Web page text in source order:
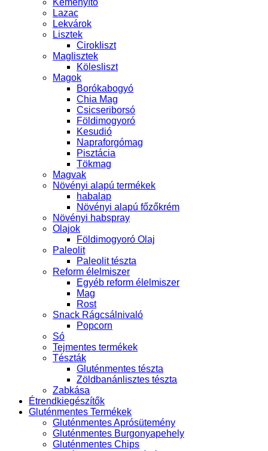
Lazac
Lekvárok
Lisztek
Cirokliszt
Maglisztek
Kölesliszt
Magok
Borókabogyó
Chia Mag
Csicseriborsó
Földimogyoró
Kesudió
Napraforgómag
Pisztácia
Tökmag
Magvak
Növényi alapú termékek
habalap
Növényi alapú főzőkrém
Növényi habspray
Olajok
Földimogyoró Olaj
Paleolit
Paleolit tészta
Reform élelmiszer
Egyéb reform élelmiszer
Mag
Rost
Snack Rágcsálnivaló
Popcorn
Só
Tejmentes termékek
Tészták
Gluténmentes tészta
Zöldbanánlisztes tészta
Zabkása
Étrendkiegészítők
Gluténmentes Termékek
Gluténmentes Aprósütemény
Gluténmentes Burgonyapehely
Gluténmentes Chips